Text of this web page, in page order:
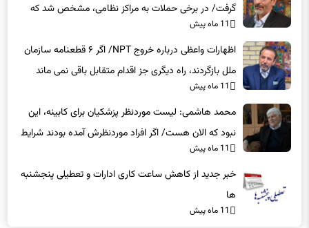
گرفت/ در برخی حملات به مراکز نظامی، مشخص شد که
عوامل نفوذی دخیل بوده‌اند
11 ماه پیش
اظهارات واعظی درباره خروج NPT/ اگر ۶ قطعنامه سازمان
ملل بازگردند، راه دیگری جز اقدام متقابل باقی نمی‌ ماند
11 ماه پیش
محمد هاشمی: لیست موردنظر پزشکیان برای کابینه، این
نبود که الان هست/ اگر افراد موردنظرش آمده بودند شرایط
بهتر بود
11 ماه پیش
خبر جدید از کاهش ساعت کاری ادارات و تعطیلی پنجشنبه
ها
11 ماه پیش